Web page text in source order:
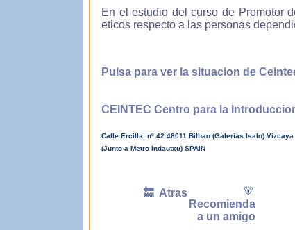
En el estudio del curso de Promotor
eticos respecto a las personas
Pulsa para ver la situacion de
CEINTEC Centro para la
Calle Ercilla, nº 42 48011 Bilbao (Galerias Isalo) Vizcaya
(Junto a Metro Indautxu) SPAIN
🔙 Atras 🐻
Recomienda
a un amigo